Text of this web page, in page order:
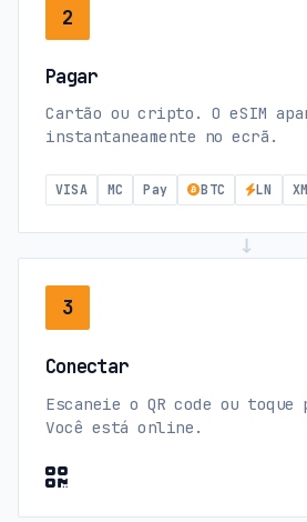
2
Pagar
Cartão ou cripto. O eSIM
instantaneamente no ecrã.
VISA MC Pay BTC LN
→
3
Conectar
Escaneie o QR code ou
Você está online.